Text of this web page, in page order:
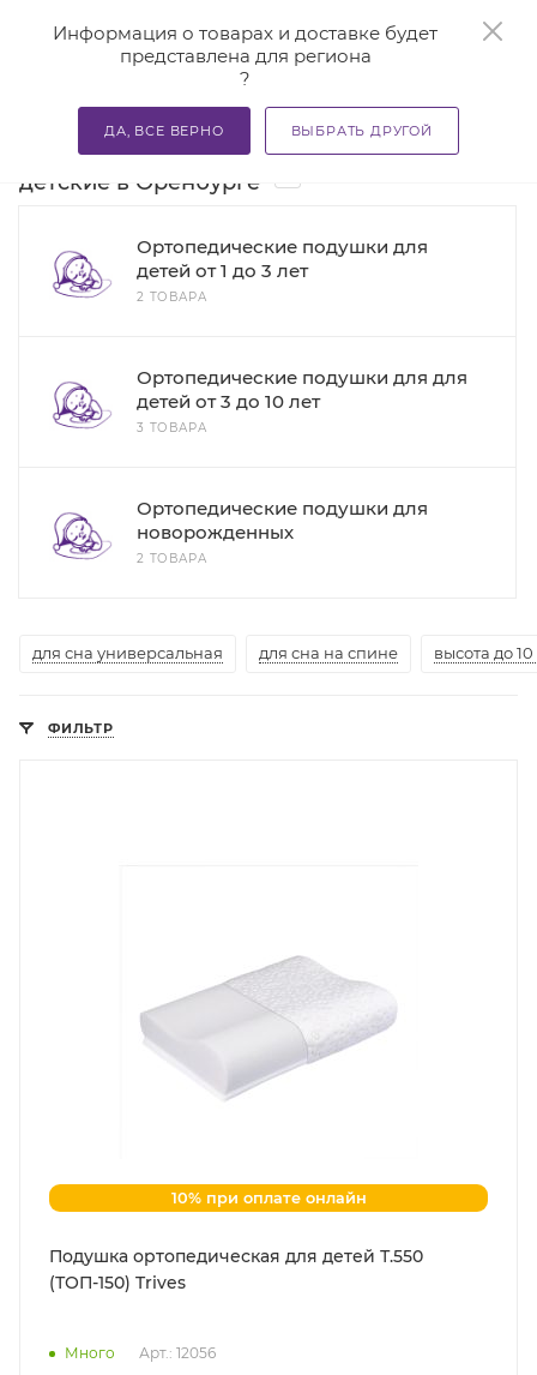
Информация о товарах и доставке будет
представлена для региона
?
ДА, ВСЕ ВЕРНО ВЫБРАТЬ ДРУГОЙ
Главная — Каталог — Подушки ортопедические —
Подушки ортопедические под голову
детские в Оренбурге
Ортопедические подушки для
детей от 1 до 3 лет
2 ТОВАРА
Ортопедические подушки для для
детей от 3 до 10 лет
3 ТОВАРА
Ортопедические подушки для
новорожденных
2 ТОВАРА
для сна универсальная для сна на спине высота до
ФИЛЬТР
10% при оплате онлайн
Подушка ортопедическая для детей Т.550
(ТОП-150) Trives
Много Арт.: 12056